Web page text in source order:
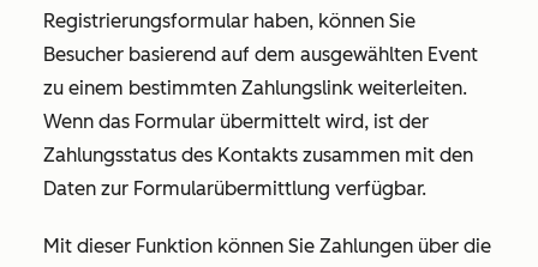
Registrierungsformular haben, können Sie
Besucher basierend auf dem ausgewählten Event
zu einem bestimmten Zahlungslink weiterleiten.
Wenn das Formular übermittelt wird, ist der
Zahlungsstatus des Kontakts zusammen mit den
Daten zur Formularübermittlung verfügbar.
Mit dieser Funktion können Sie Zahlungen über die